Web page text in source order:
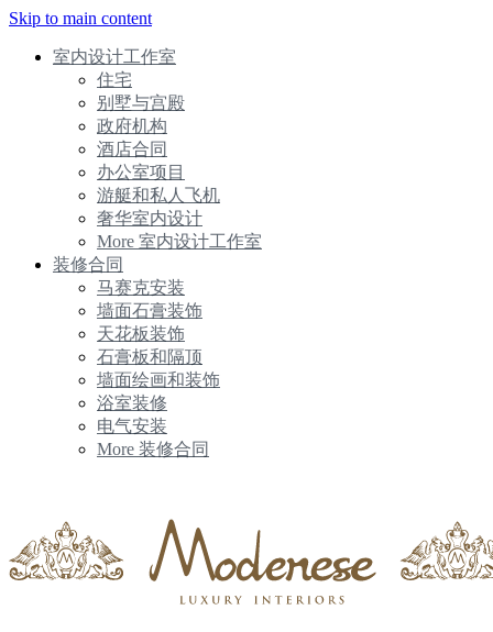
Skip to main content
室内设计工作室
住宅
别墅与宫殿
政府机构
酒店合同
办公室项目
游艇和私人飞机
奢华室内设计
More 室内设计工作室
装修合同
马赛克安装
墙面石膏装饰
天花板装饰
石膏板和隔顶
墙面绘画和装饰
浴室装修
电气安装
More 装修合同